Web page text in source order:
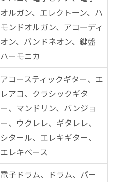
オルガン、エレクトーン、ハ
モンドオルガン、アコーディ
オン、バンドネオン、鍵盤
ハーモニカ
アコースティックギター、エ
レアコ、クラシックギタ
ー、マンドリン、バンジョ
ー、ウクレレ、ギタレレ、
シタール、エレキギター、
エレキベース
電子ドラム、ドラム、パー